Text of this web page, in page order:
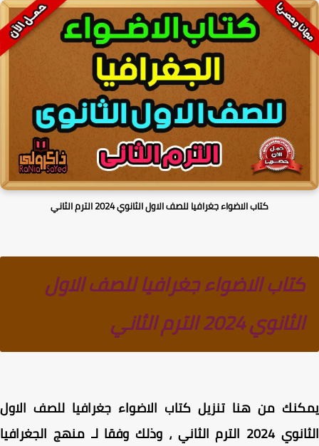
كتاب الاضواء جغرافيا للصف الاول الثانوي 2024 الترم الثاني
كتاب الاضواء جغرافيا للصف الاول
الثانوي 2024 الترم الثاني
من هنا تنزيل كتاب الاضواء جغرافيا للصف الاول
الثانوي 2024 الترم الثاني ، وذلك وفقا لـ منهج الجغرافيا